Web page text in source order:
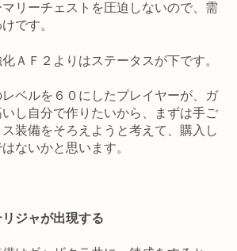
リーチェストを圧迫しないので、需
です。
ＡＦ２よりはステータスが下です。
ベルを６０にしたプレイヤーが、ガ
し自分で作りたいから、まずは手ご
装備をそろえようと考えて、購入し
ないかと思います。
リジャが出現する